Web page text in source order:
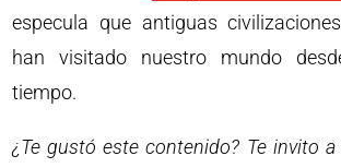
especula que antiguas
han visitado nuestro mundo
tiempo.
¿Te gustó este contenido? Te invito